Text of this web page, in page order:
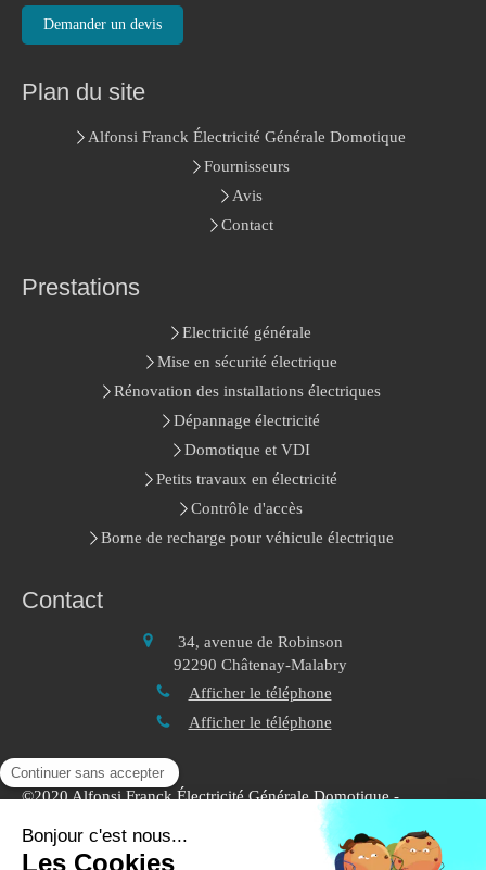
Demander un devis
Plan du site
Alfonsi Franck Électricité Générale Domotique
Fournisseurs
Avis
Contact
Prestations
Electricité générale
Mise en sécurité électrique
Rénovation des installations électriques
Dépannage électricité
Domotique et VDI
Petits travaux en électricité
Contrôle d'accès
Borne de recharge pour véhicule électrique
Contact
34, avenue de Robinson
92290 Châtenay-Malabry
Afficher le téléphone
Afficher le téléphone
©2020 Alfonsi Franck Électricité Générale Domotique -